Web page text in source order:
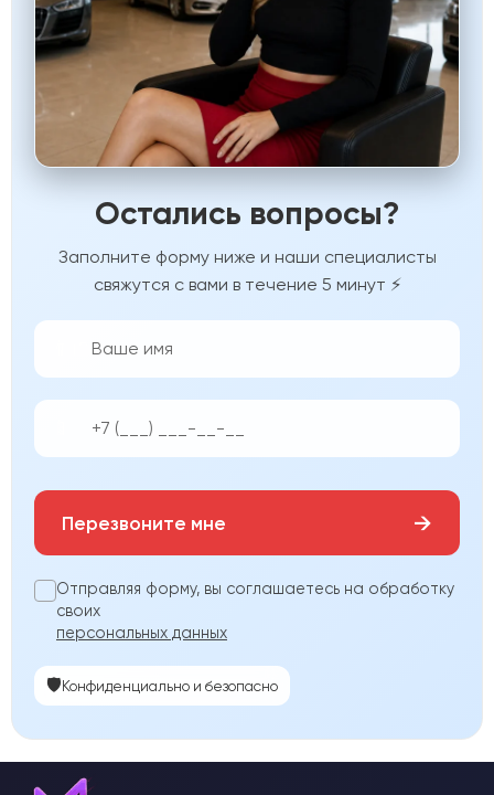
Остались вопросы?
Заполните форму ниже и наши специалисты
свяжутся с вами в течение 5 минут ⚡
Перезвоните мне →
Отправляя форму, вы соглашаетесь на обработку
своих
персональных данных
🛡️Конфиденциально и безопасно